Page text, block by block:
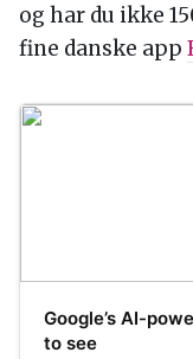
og har du ikke
fine danske app
Google’s AI-
to see